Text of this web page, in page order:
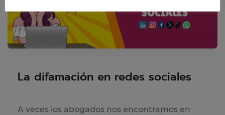
La difamación en redes sociales
A veces los abogados nos encontramos en